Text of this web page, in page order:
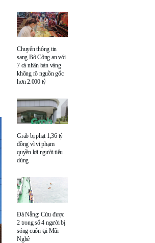
Chuyển thông tin
sang Bộ Công an với
7 cá nhân bán vàng
không rõ nguồn gốc
hơn 2.000 tỷ
Grab bị phạt 1,36 tỷ
đồng vì vi phạm
quyền lợi người tiêu
dùng
Đà Nẵng: Cứu được
2 trong số 4 người bị
sóng cuốn tại Mũi
Nghê